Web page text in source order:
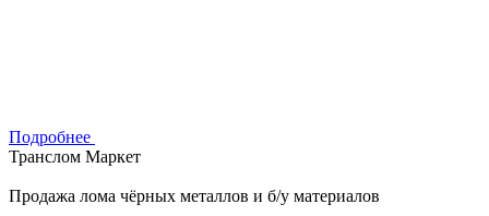
Подробнее
Транслом Маркет
Продажа лома чёрных металлов и б/у материалов